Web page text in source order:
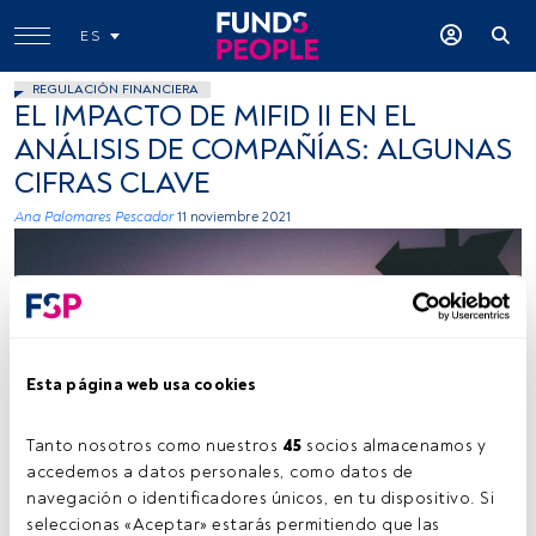
Esta página web usa cookies
Tanto nosotros como nuestros 45 socios almacenamos y
accedemos a datos personales, como datos de
navegación o identificadores únicos, en tu dispositivo. Si
seleccionas «Aceptar» estarás permitiendo que las
ES
REGULACIÓN FINANCIERA
EL IMPACTO DE MIFID II EN EL
ANÁLISIS DE COMPAÑÍAS: ALGUNAS
CIFRAS CLAVE
Ana Palomares Pescador 11 noviembre 2021
Tiempo lectura: 3 min.